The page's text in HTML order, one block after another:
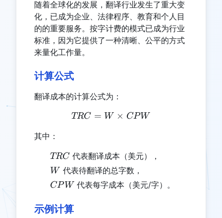
随着全球化的发展，翻译行业发生了重大变
化，已成为企业、法律程序、教育和个人目
的的重要服务。按字计费的模式已成为行业
标准，因为它提供了一种清晰、公平的方式
来量化工作量。
计算公式
翻译成本的计算公式为：
TRC = W \times CPW
TRC = W × CPW
其中：
TRC
TRC 代表翻译成本（美元），
W
W 代表待翻译的总字数，
CPW
CPW 代表每字成本（美元/字）。
示例计算